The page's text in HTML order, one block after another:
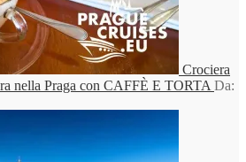
Crociera
nella Praga con CAFFÈ E TORTA Da: